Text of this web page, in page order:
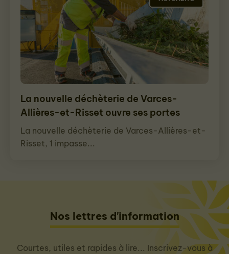
La nouvelle déchèterie de Varces-
Allières-et-Risset ouvre ses portes
La nouvelle déchèterie de Varces-Allières-et-
Risset, 1 impasse...
Nos lettres d'information
Courtes, utiles et rapides à lire... Inscrivez-vous à